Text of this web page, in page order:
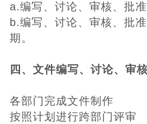
a.编写、讨论、审核、批
b.编写、讨论、审核、批
期。
四、文件编写、讨论、审
各部门完成文件制作
按照计划进行跨部门评审